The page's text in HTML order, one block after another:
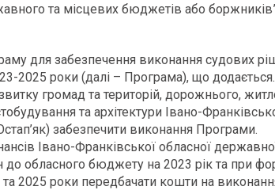
та місцевих бюджетів або
для забезпечення виконання судових
2025 роки (далі – Програма), що додається.
громад та територій, дорожнього,
та архітектури Івано-
забезпечити виконання Програми.
Івано-Франківської обласної
до обласного бюджету на 2023 рік та при
2025 роки передбачати кошти на